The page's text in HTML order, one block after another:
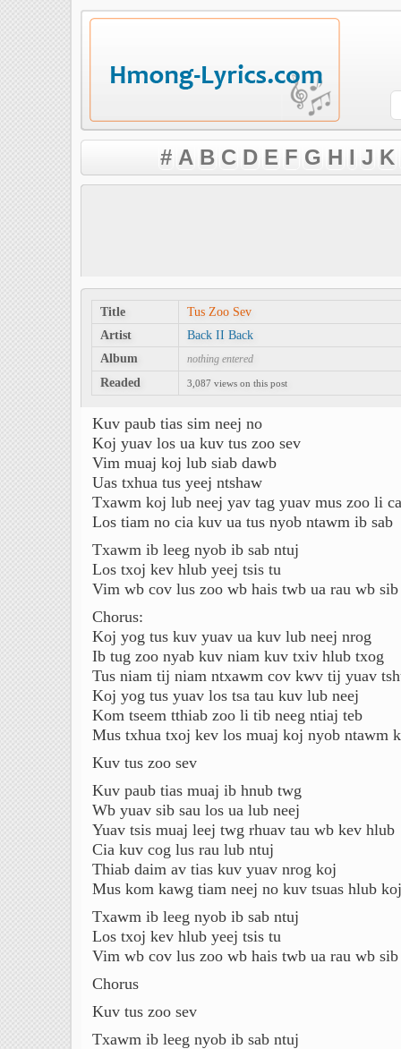
# A B C D E F G H I J K
Title
Tus Zoo Sev
Artist
Back II Back
Album
nothing entered
Readed 3,087 views on this post
Kuv paub tias sim neej no
Koj yuav los ua kuv tus zoo sev
Vim muaj koj lub siab dawb
Uas txhua tus yeej ntshaw
Txawm koj lub neej yav tag yuav mus zoo li
Los tiam no cia kuv ua tus nyob ntawm ib sab
Txawm ib leeg nyob ib sab ntuj
Los txoj kev hlub yeej tsis tu
Vim wb cov lus zoo wb hais twb ua rau wb
Chorus:
Koj yog tus kuv yuav ua kuv lub neej nrog
Ib tug zoo nyab kuv niam kuv txiv hlub txog
Tus niam tij niam ntxawm cov kwv tij yuav
Koj yog tus yuav los tsa tau kuv lub neej
Kom tseem tthiab zoo li tib neeg ntiaj teb
Mus txhua txoj kev los muaj koj nyob ntawm
Kuv tus zoo sev
Kuv paub tias muaj ib hnub twg
Wb yuav sib sau los ua lub neej
Yuav tsis muaj leej twg rhuav tau wb kev hlub
Cia kuv cog lus rau lub ntuj
Thiab daim av tias kuv yuav nrog koj
Mus kom kawg tiam neej no kuv tsuas hlub
Txawm ib leeg nyob ib sab ntuj
Los txoj kev hlub yeej tsis tu
Vim wb cov lus zoo wb hais twb ua rau wb
Chorus
Kuv tus zoo sev
Txawm ib leeg nyob ib sab ntuj